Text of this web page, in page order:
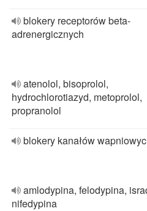
blokery receptorów beta-
adrenergicznych
atenolol, bisoprolol,
hydrochlorotiazyd, metoprolol,
propranolol
blokery kanałów
amlodypina, felodypina,
nifedypina